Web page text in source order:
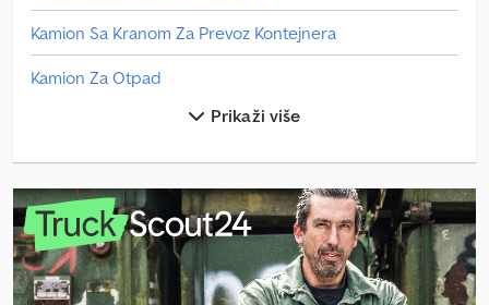
Kamion Sa Kranom Za Prevoz Kontejnera
Kamion Za Otpad
Manevarsko Vozilo
Mercedes Benz Autobus
Mercedes Benz Minibus
Mercedes Benz Traktori
Prikaži više